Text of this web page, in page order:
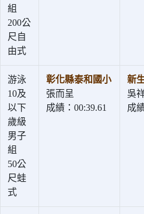
組
200公
尺自
由式
游泳
10及
以下
歲級
男子
組
50公
尺蛙
式
彰化縣泰和國小
張而呈
成績：00:39.61
新
吳
成